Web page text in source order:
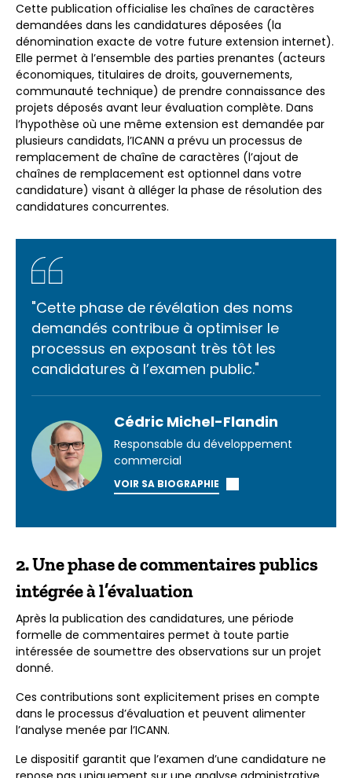
Cette publication officialise les chaînes de caractères
demandées dans les candidatures déposées (la
dénomination exacte de votre future extension internet).
Elle permet à l’ensemble des parties prenantes (acteurs
économiques, titulaires de droits, gouvernements,
communauté technique) de prendre connaissance des
projets déposés avant leur évaluation complète. Dans
l’hypothèse où une même extension est demandée par
plusieurs candidats, l’ICANN a prévu un processus de
remplacement de chaîne de caractères (l’ajout de
chaînes de remplacement est optionnel dans votre
candidature) visant à alléger la phase de résolution des
candidatures concurrentes.
"Cette phase de révélation des noms
demandés contribue à optimiser le
processus en exposant très tôt les
candidatures à l’examen public."
Cédric Michel-Flandin
Responsable du développement
commercial
VOIR SA BIOGRAPHIE
2. Une phase de commentaires publics
intégrée à l’évaluation
Après la publication des candidatures, une période
formelle de commentaires permet à toute partie
intéressée de soumettre des observations sur un projet
donné.
Ces contributions sont explicitement prises en compte
dans le processus d’évaluation et peuvent alimenter
l’analyse menée par l’ICANN.
Le dispositif garantit que l’examen d’une candidature ne